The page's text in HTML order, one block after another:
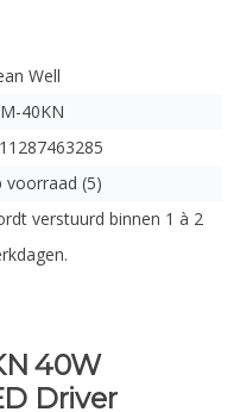
Well
40KN
voorraad (5)
verstuurd binnen 1 à 2
40W
Driver